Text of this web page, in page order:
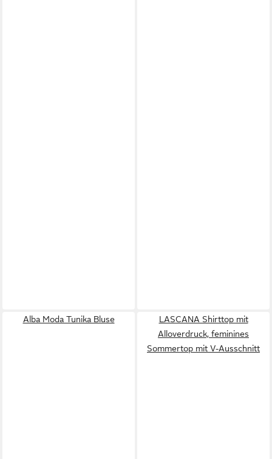
Alba Moda Tunika Bluse
LASCANA Shirttop mit
Alloverdruck, feminines
Sommertop mit V-Ausschnitt